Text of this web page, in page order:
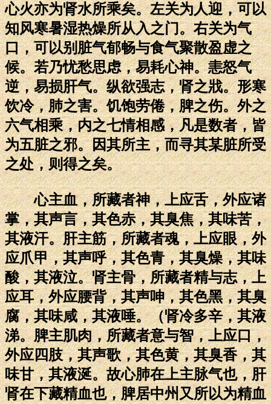
心火亦为肾水所乘矣。左关为人迎，可以
知风寒暑湿热燥所从入之门。右关为气
口，可以别脏气郁畅与食气聚散盈虚之
候。若乃忧愁思虑，易耗心神。恚怒气
逆，易损肝气。纵欲强志，肾之戕。形寒
饮冷，肺之害。饥饱劳倦，脾之伤。外之
六气相乘，内之七情相感，凡是数者，皆
为五脏之邪。因其所主，而寻其某脏所受
之处，则得之矣。
心主血，所藏者神，上应舌，外应诸
掌，其声言，其色赤，其臭焦，其味苦，
其液汗。肝主筋，所藏者魂，上应眼，外
应爪甲，其声呼，其色青，其臭燥，其味
酸，其液泣。肾主骨，所藏者精与志，上
应耳，外应腰背，其声呻，其色黑，其臭
腐，其味咸，其液唾。（肾冷多辛，其液
涕。脾主肌肉，所藏者意与智，上应口，
外应四肢，其声歌，其色黄，其臭香，其
味甘，其液涎。故心肺在上主脉气也，肝
肾在下藏精血也，脾居中州又所以为精血